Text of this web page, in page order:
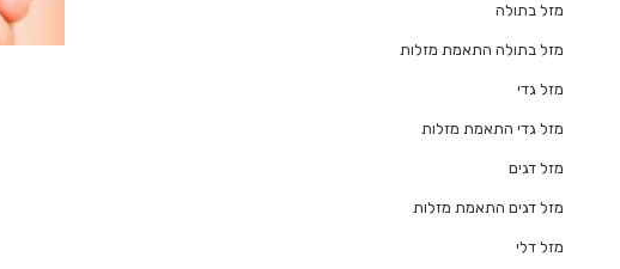
מזל בתולה
מזל בתולה התאמת מזלות
מזל גדי
מזל גדי התאמת מזלות
מזל דגים
מזל דגים התאמת מזלות
מזל דלי